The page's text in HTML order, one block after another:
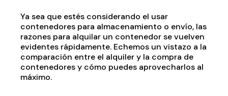
Ya sea que estés considerando el usar
contenedores para almacenamiento o envío, las
razones para alquilar un contenedor se vuelven
evidentes rápidamente. Echemos un vistazo a la
comparación entre el alquiler y la compra de
contenedores y cómo puedes aprovecharlos al
máximo.